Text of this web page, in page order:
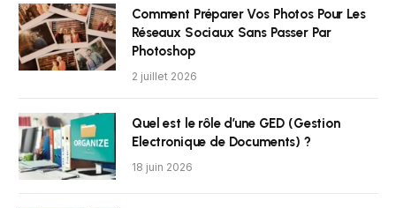
Comment Préparer Vos Photos Pour Les
Réseaux Sociaux Sans Passer Par
Photoshop
2 juillet 2026
Quel est le rôle d’une GED (Gestion
Electronique de Documents) ?
18 juin 2026